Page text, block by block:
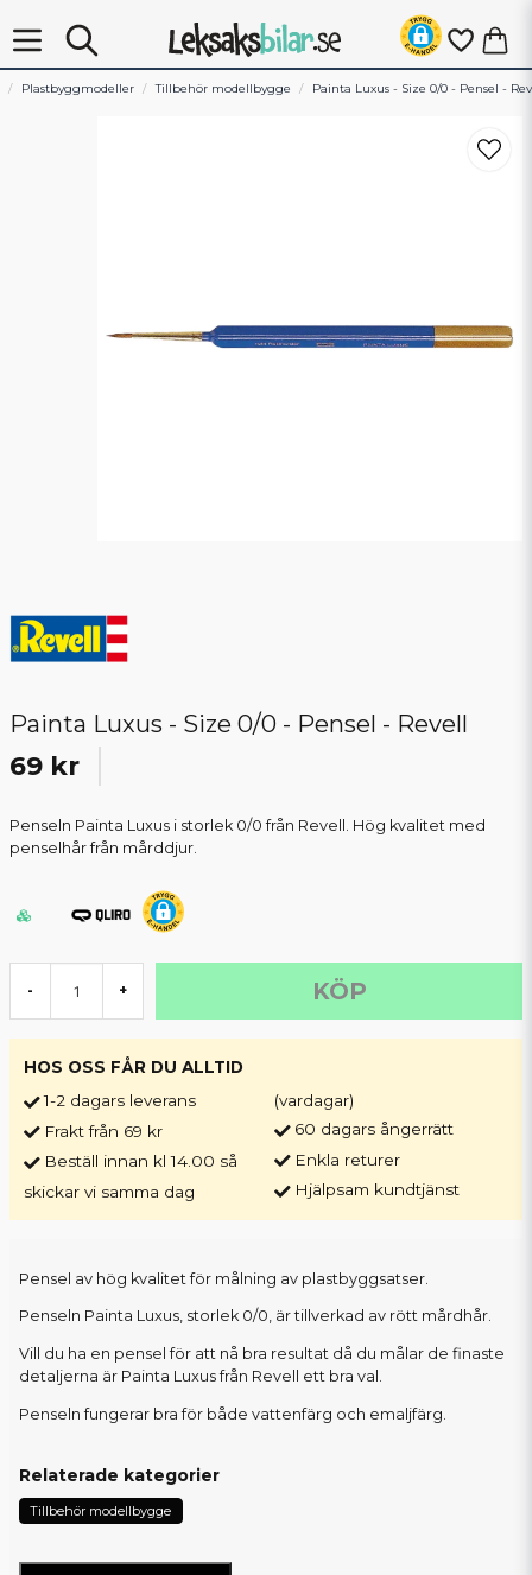
Plastbyggmodeller Tillbehör modellbygge Painta Luxus - Size 0/0 - Pensel -
Painta Luxus - Size 0/0 - Pensel - Revell
69 kr
Penseln Painta Luxus i storlek 0/0 från Revell. Hög kvalitet med
penselhår från mårddjur.
- + KÖP
HOS OSS FÅR DU ALLTID
1-2 dagars leverans
Frakt från 69 kr
Beställ innan kl 14.00 så
skickar vi samma dag
(vardagar)
60 dagars ångerrätt
Enkla returer
Hjälpsam kundtjänst
Pensel av hög kvalitet för målning av plastbyggsatser.
Penseln Painta Luxus, storlek 0/0, är tillverkad av rött mårdhår.
Vill du ha en pensel för att nå bra resultat då du målar de finaste
detaljerna är Painta Luxus från Revell ett bra val.
Penseln fungerar bra för både vattenfärg och emaljfärg.
Relaterade kategorier
Tillbehör modellbygge